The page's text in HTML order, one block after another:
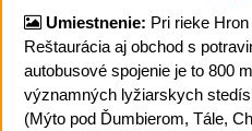
Umiestnenie: Pri rieke
Reštaurácia aj obchod s
autobusové spojenie je to 800
významných lyžiarskych
(Mýto pod Ďumbierom, Tále,